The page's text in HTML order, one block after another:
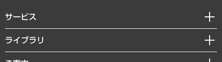
サービス
経営戦略
組織・人事戦略
ライブラリ
経済調査